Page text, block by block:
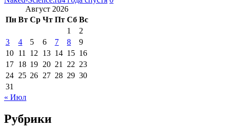
Август 2026
Пн Вт Ср Чт Пт Сб Вс
1
2
3
4 5 6 7 8
9
10 11 12 13 14 15 16
17 18 19 20 21 22 23
24 25 26 27 28 29 30
31
« Июл
Рубрики